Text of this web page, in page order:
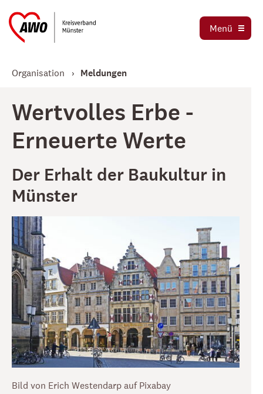
Menü
Ortsvereine
Organisation
Meldungen
Wertvolles Erbe -
Erneuerte Werte
Der Erhalt der Baukultur in
Münster
Bild von Erich Westendarp auf Pixabay